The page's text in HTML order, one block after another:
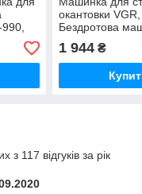
990,
окантовки VGR,
Бездротова
стрижки
машинки UY-92
1 944₴
з 117 відгуків за рік